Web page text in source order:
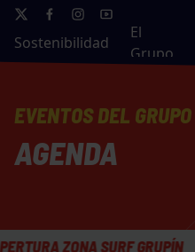
Sostenibilidad
El
Grupo
EVENTOS DEL GRUPO
AGENDA
ZONA SURF GRUPÍN